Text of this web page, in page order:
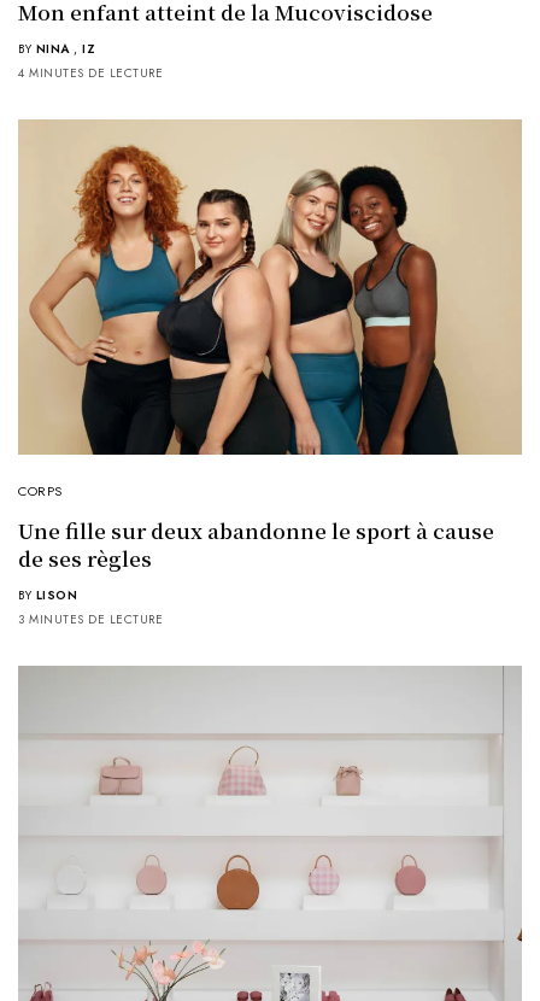
Mon enfant atteint de la Mucoviscidose
BY NINA, IZ
4 MINUTES DE LECTURE
CORPS
Une fille sur deux abandonne le sport à cause
de ses règles
BY LISON
3 MINUTES DE LECTURE